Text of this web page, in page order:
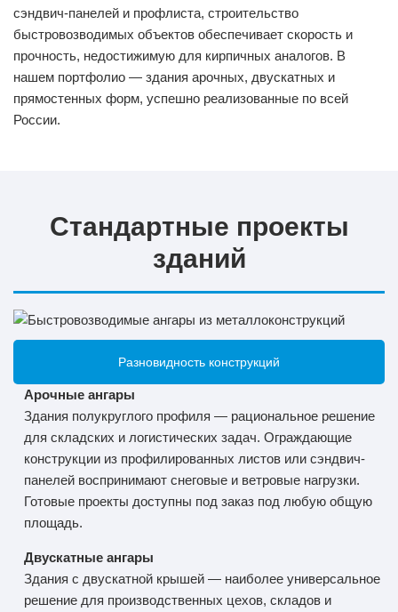
сэндвич-панелей и профлиста, строительство
быстровозводимых объектов обеспечивает скорость и
прочность, недостижимую для кирпичных аналогов. В
нашем портфолио — здания арочных, двускатных и
прямостенных форм, успешно реализованные по всей
России.
Стандартные проекты
зданий
Разновидность конструкций
Арочные ангары
Здания полукруглого профиля — рациональное решение
для складских и логистических задач. Ограждающие
конструкции из профилированных листов или сэндвич-
панелей воспринимают снеговые и ветровые нагрузки.
Готовые проекты доступны под заказ под любую общую
площадь.
Двускатные ангары
Здания с двускатной крышей — наиболее универсальное
решение для производственных цехов, складов и